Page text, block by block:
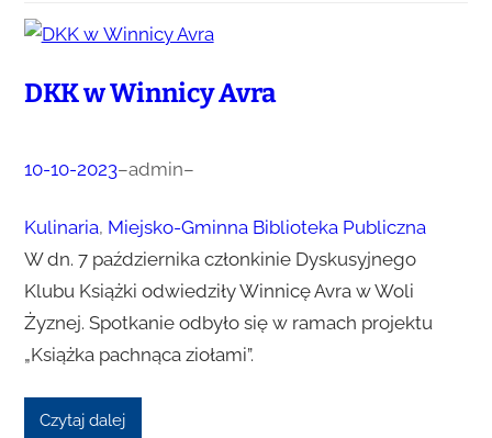
DKK w Winnicy Avra
10-10-2023–admin–
Kulinaria, Miejsko-Gminna Biblioteka Publiczna
W dn. 7 października członkinie Dyskusyjnego
Klubu Książki odwiedziły Winnicę Avra w Woli
Żyznej. Spotkanie odbyło się w ramach projektu
„Książka pachnąca ziołami”.
Czytaj dalej